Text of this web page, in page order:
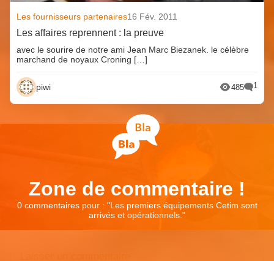
Les fournisseurs partenaires16 Fév. 2011
Les affaires reprennent : la preuve
avec le sourire de notre ami Jean Marc Biezanek. le célèbre
marchand de noyaux Croning […]
piwi 485 1
Zone de commentaire !
0 commentaires pour : "Les premiers équipements Cetim sont
arrivés et opérationnels. "